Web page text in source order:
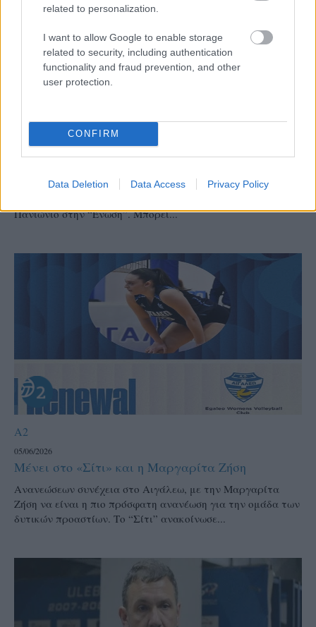
related to personalization.
I want to allow Google to enable storage
related to security, including authentication
functionality and fraud prevention, and other
user protection.
CONFIRM
Data Deletion Data Access Privacy Policy
Στα «κιτρινόμαυρα» της ΑΕΚ ο Δημήτρης
Χατζηνικολάου
Παίκτης της ΑΕΚ είναι ο Δημήτρης Χατζηνικολάου, με τον
Πανιώνιο στην “Ένωση”. Μπορεί...
A2
05/06/2026
Μένει στο «Σίτι» και η Μαργαρίτα Ζήση
Ανανεώσεων συνέχεια στο Αιγάλεω, με την Μαργαρίτα
Ζήση να είναι η πιο πρόσφατη ανανέωση για την ομάδα των
δυτικών προαστίων. Το “Σίτι” ανακοίνωσε...